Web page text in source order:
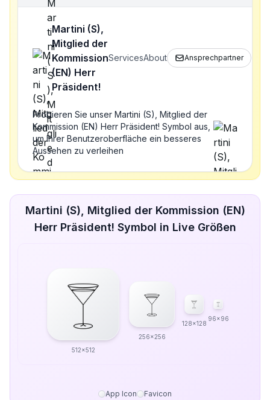
Martini (S),
Mitglied der
Kommission
(EN) Herr
Präsident!
ServicesAbout Ansprechpartner
Probieren Sie unser Martini (S), Mitglied der
Kommission (EN) Herr Präsident! Symbol aus,
um Ihrer Benutzeroberfläche ein besseres
Aussehen zu verleihen
Martini (S), Mitglied der Kommission (EN)
Herr Präsident! Symbol in Live Größen
512x512
256x256
128x128
96x96
App Icon Favicon